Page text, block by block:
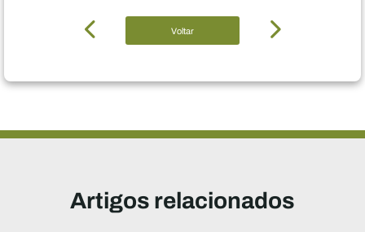
Voltar
Artigos relacionados